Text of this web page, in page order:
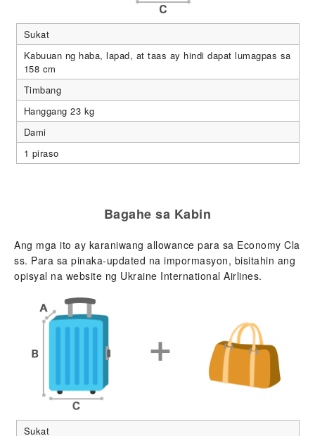
Sukat
Kabuuan ng haba, lapad, at taas ay hindi dapat lumagpas sa
158 cm
Timbang
Hanggang 23 kg
Dami
1 piraso
Bagahe sa Kabin
Ang mga ito ay karaniwang allowance para sa Economy Cla
ss. Para sa pinaka-updated na impormasyon, bisitahin ang
opisyal na website ng Ukraine International Airlines.
Sukat